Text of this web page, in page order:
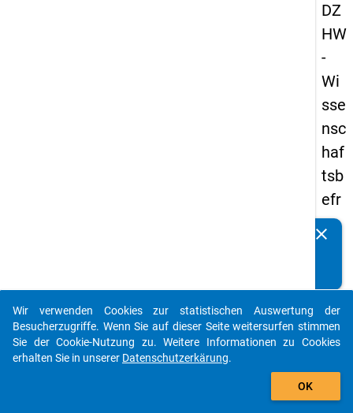
DZ
HW
-
Wi
sse
nsc
haf
tsb
efr
ag
20
19
ff2
clear
auto_stories
add_shopping_cart
Wir verwenden Cookies zur statistischen Auswertung der
Besucherzugriffe. Wenn Sie auf dieser Seite weitersurfen stimmen
Sie der Cookie-Nutzung zu. Weitere Informationen zu Cookies
erhalten Sie in unserer Datenschutzerkärung.
OK